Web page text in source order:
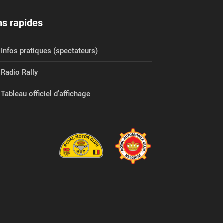
rapides
Infos pratiques (spectateurs)
Radio Rally
Tableau officiel d'affichage